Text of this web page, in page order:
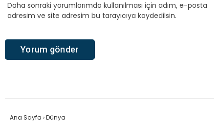
Daha sonraki yorumlarımda kullanılması için adım, e-posta
adresim ve site adresim bu tarayıcıya kaydedilsin.
Ana Sayfa ›Dünya